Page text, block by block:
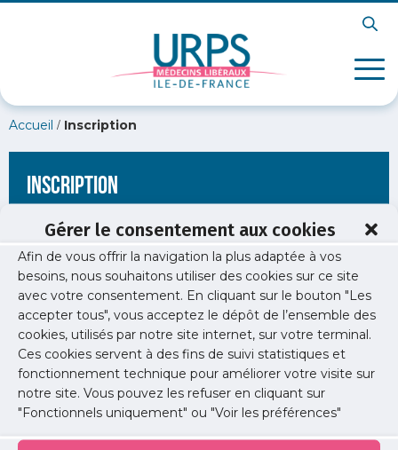
Gérer le consentement aux cookies
Afin de vous offrir la navigation la plus adaptée à vos
besoins, nous souhaitons utiliser des cookies sur ce site
avec votre consentement. En cliquant sur le bouton "Les
accepter tous", vous acceptez le dépôt de l’ensemble des
cookies, utilisés par notre site internet, sur votre terminal.
Ces cookies servent à des fins de suivi statistiques et
fonctionnement technique pour améliorer votre visite sur
notre site. Vous pouvez les refuser en cliquant sur
"Fonctionnels uniquement" ou "Voir les préférences"
Accueil / Inscription
Inscription
[wppb-register form_name="inscription"
redirect_url="https://www.urps-med-idf.org/exercer/exercer-
en-equipe-toutes-les-aides/accompagnement/"]